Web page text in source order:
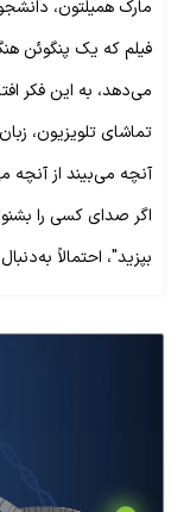
فیلم که یک پنگوئن
می‌دهد، به این فکر
آنچه می‌بیند از آنچه
بپزید"، احتمالاً